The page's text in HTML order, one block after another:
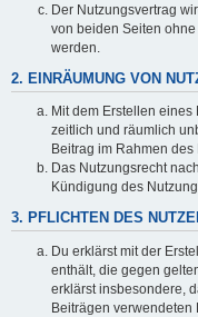
Der Nutzungsvertrag
von beiden Seiten
werden.
2. EINRÄUMUNG VON
Mit dem Erstellen
zeitlich und räumlich
Beitrag im Rahmen
Das Nutzungsrecht
Kündigung des
3. PFLICHTEN DES
Du erklärst mit der
enthält, die gegen
erklärst insbesondere,
Beiträgen verwendeten